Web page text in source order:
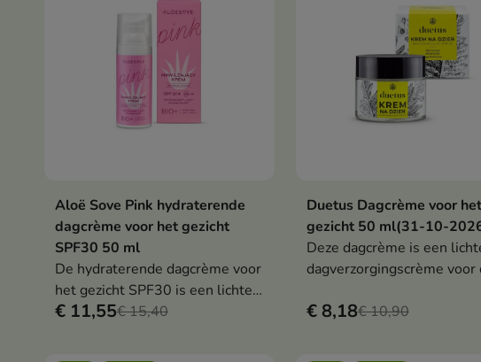
huidcellen te verwijderen,
onvolkomenheden te
verminderen en de teint te
egaliseren.
In winkelwagen
Aloë Sove Pink hydraterende
dagcrème voor het gezicht
SPF30 50 ml
De hydraterende dagcrème voor
het gezicht SPF30 is een lichte
beschermende crème die
€ 11,55€ 15,40
In winkelwagen
Duetus Dagcrème voor het
gezicht 50 ml(31-10-
Deze dagcrème is een
dagverzorgingscrème voor
Het helpt de talgproductie
€ 8,18€ 10,90